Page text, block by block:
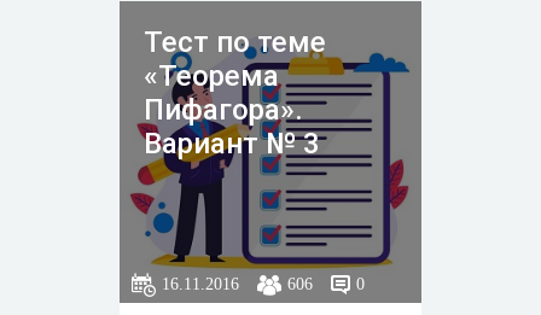
Тест по теме
«Теорема
Пифагора».
Вариант № 3
16.11.2016 606 0